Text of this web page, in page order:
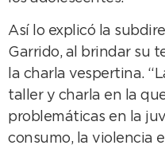
Así lo explicó la
Garrido, al brindar su
la charla vespertina.
taller y charla en la
problemáticas en la
consumo, la violencia